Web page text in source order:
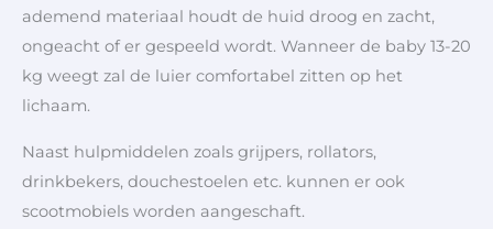
ademend materiaal houdt de huid droog en zacht,
ongeacht of er gespeeld wordt. Wanneer de baby 13-20
kg weegt zal de luier comfortabel zitten op het
lichaam.
Naast hulpmiddelen zoals grijpers, rollators,
drinkbekers, douchestoelen etc. kunnen er ook
scootmobiels worden aangeschaft.